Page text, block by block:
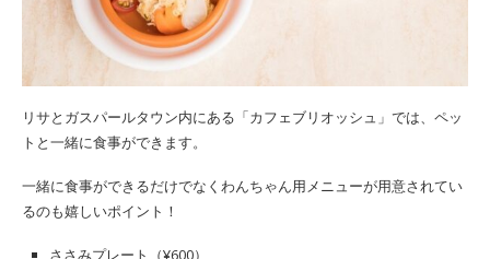
リサとガスパールタウン内にある「カフェブリオッシュ」では、ペッ
トと一緒に食事ができます。
一緒に食事ができるだけでなくわんちゃん用メニューが用意されてい
るのも嬉しいポイント！
ささみプレート（¥600）